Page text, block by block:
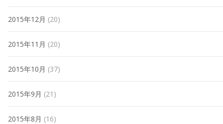
2015年12月 (20)
2015年11月 (20)
2015年10月 (37)
2015年9月 (21)
2015年8月 (16)